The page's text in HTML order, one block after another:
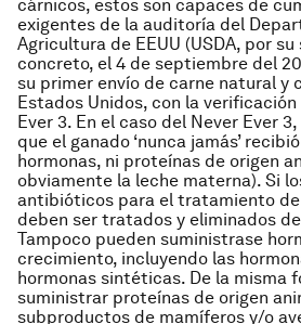
cárnicos, estos son capaces de
exigentes de la auditoría del
Agricultura de EEUU (USDA, por su
concreto, el 4 de septiembre del
su primer envío de carne natural y
Estados Unidos, con la verificación
Ever 3. En el caso del Never Ever 3,
que el ganado ‘nunca jamás’
hormonas, ni proteínas de origen
obviamente la leche materna). Si
antibióticos para el tratamiento
deben ser tratados y eliminados
Tampoco pueden suministrase
crecimiento, incluyendo las
hormonas sintéticas. De la misma
suministrar proteínas de origen
subproductos de mamíferos y/o